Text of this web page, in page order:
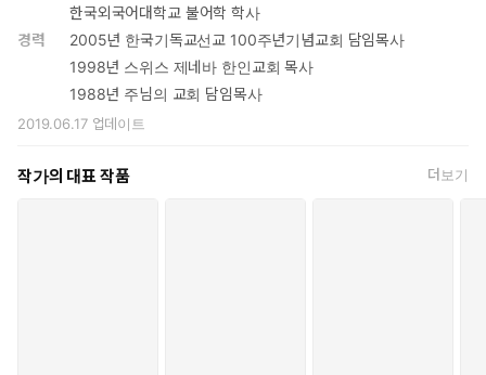
한국외국어대학교 불어학 학사
경력
2005년 한국기독교선교 100주년기념교회 담임목사
1998년 스위스 제네바 한인교회 목사
1988년 주님의 교회 담임목사
2019.06.17업데이트
작가의 대표 작품 더보기